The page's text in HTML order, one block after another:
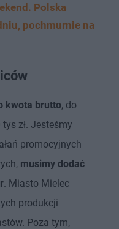
Polska
pochmurnie na
kwota brutto, do
zł. Jesteśmy
promocyjnych
musimy dodać
. Miasto Mielec
produkcji
Poza tym,